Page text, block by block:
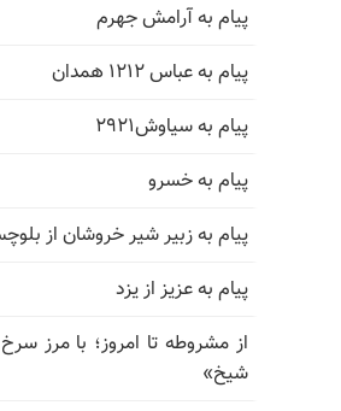
پیام به آرامش جهرم
پیام به عباس ۱۲۱۲ همدان
پیام به سیاوش۲۹۲۱
پیام به خسرو
پیام به زبیر شیر خروشان از
پیام به عزیز از یزد
از مشروطه تا امروز؛ با مرز
شیخ»